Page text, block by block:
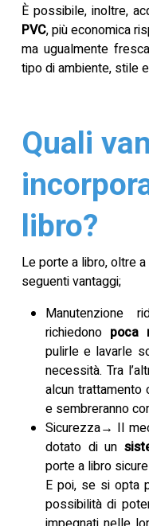
È possibile, inoltre,
PVC, più economica
ma ugualmente
tipo di ambiente, stile
Quali
libro?
Le porte a libro, oltre
seguenti vantaggi;
richiedono poca
pulirle e lavarle
necessità. Tra
alcun trattamento
e sembreranno
Sicurezza→ Il
dotato di un
porte a libro
E poi, se si opta
possibilità di